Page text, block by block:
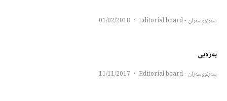
سەرنووسەران - Editorial board ·
01/02/2018
بەزەیی
سەرنووسەران - Editorial board ·
11/11/2017